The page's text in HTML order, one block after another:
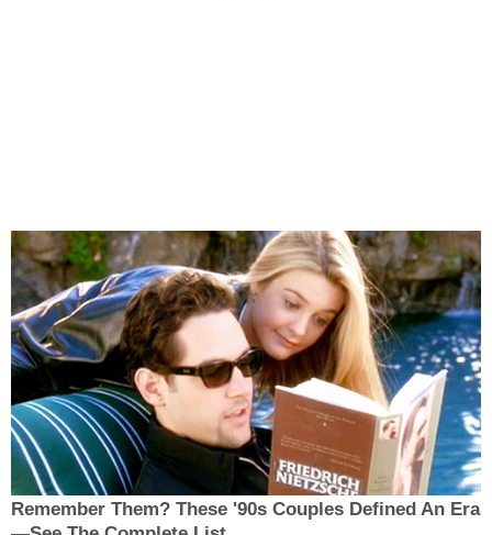
Remember Them? These '90s Couples Defined An Era